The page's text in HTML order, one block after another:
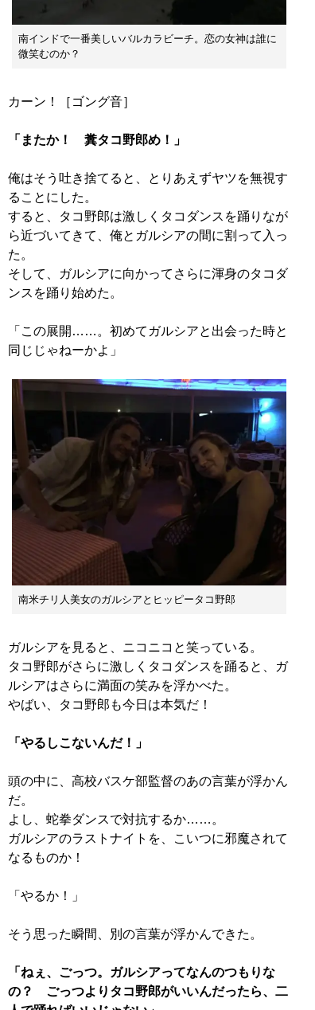
南インドで一番美しいバルカラビーチ。恋の女神は誰に
微笑むのか？
カーン！［ゴング音］
「またか！ 糞タコ野郎め！」
俺はそう吐き捨てると、とりあえずヤツを無視す
ることにした。
すると、タコ野郎は激しくタコダンスを踊りなが
ら近づいてきて、俺とガルシアの間に割って入っ
た。
そして、ガルシアに向かってさらに渾身のタコダ
ンスを踊り始めた。
「この展開……。初めてガルシアと出会った時と
同じじゃねーかよ」
南米チリ人美女のガルシアとヒッピータコ野郎
ガルシアを見ると、ニコニコと笑っている。
タコ野郎がさらに激しくタコダンスを踊ると、ガ
ルシアはさらに満面の笑みを浮かべた。
やばい、タコ野郎も今日は本気だ！
「やるしこないんだ！」
頭の中に、高校バスケ部監督のあの言葉が浮かん
だ。
よし、蛇拳ダンスで対抗するか……。
ガルシアのラストナイトを、こいつに邪魔されて
なるものか！
「やるか！」
そう思った瞬間、別の言葉が浮かんできた。
「ねぇ、ごっつ。ガルシアってなんのつもりな
の？ ごっつよりタコ野郎がいいんだったら、二